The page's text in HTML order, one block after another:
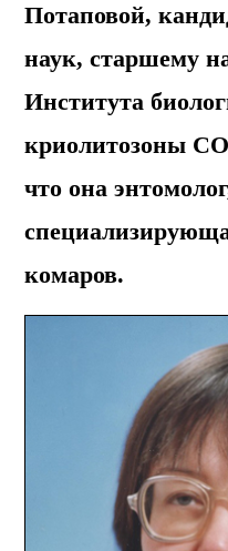
Потаповой,
наук, старшему
Института
криолитозоны
что она
комаров.